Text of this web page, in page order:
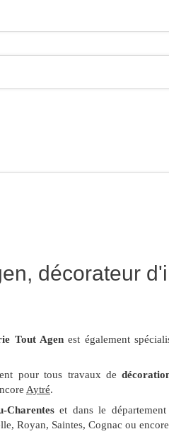
décorateur
Tout Agenest également
pour tous travaux de
Aytré.
Charenteset dans le département
Royan, Saintes, Cognac ou